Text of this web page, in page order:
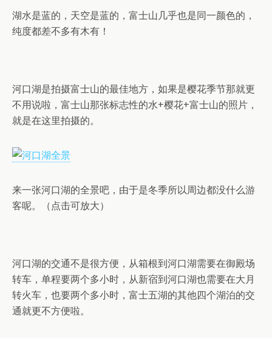
湖水是蓝的，天空是蓝的，富士山几乎也是同一颜色的，
纯度都差不多有木有！
河口湖是拍摄富士山的最佳地方，如果是樱花季节那就更
不用说啦，富士山那张标志性的水+樱花+富士山的照片，
就是在这里拍摄的。
来一张河口湖的全景吧，由于是冬季所以周边都没什么游
客呢。（点击可放大）
河口湖的交通不是很方便，从箱根到河口湖需要在御殿场
转车，单程要两个多小时，从新宿到河口湖也需要在大月
转火车，也要两个多小时，富士五湖的其他四个湖泊的交
通就更不方便啦。